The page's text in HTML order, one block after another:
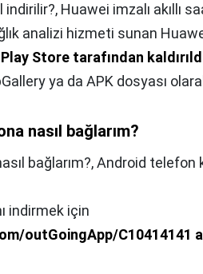
indirilir?, Huawei imzalı akıllı
analizi hizmeti sunan
Store tarafından
ya da APK dosyası
nasıl bağlarım?
bağlarım?,Android telefon
indirmek için
outGoingApp/C10414141